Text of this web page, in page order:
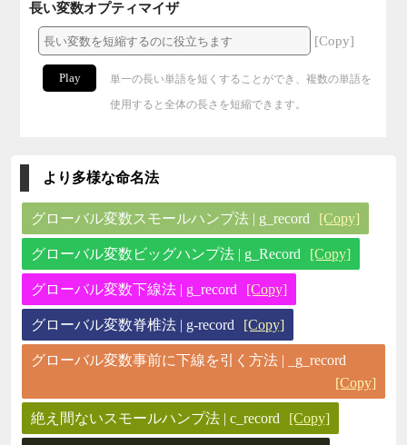
長い変数オプティマイザ
[Copy]
Play
単一の長い単語を短くすることができ、複数の単語を
使用すると全体の長さを短縮できます。
より多様な命名法
グローバル変数スモールハンプ法 | g_record [Copy]
グローバル変数ビッグハンプ法 | g_Record [Copy]
グローバル変数下線法 | g_record [Copy]
グローバル変数脊椎法 | g-record [Copy]
グローバル変数事前に下線を引く方法 | _g_record
[Copy]
絶え間ないスモールハンプ法 | c_record [Copy]